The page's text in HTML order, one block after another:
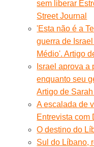
sem liberar
Street Journal
'Esta não é a
guerra de
Médio'. Artigo
Israel aprova a
enquanto seu
Artigo de
A escalada de
Entrevista com
O destino do
Sul do Líbano,